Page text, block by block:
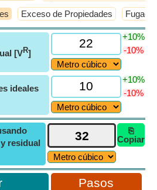
Exceso de Propiedades
[VR]
+10%
-10%
ideales
+10%
-10%
residual
⎘
Copiar
Pasos